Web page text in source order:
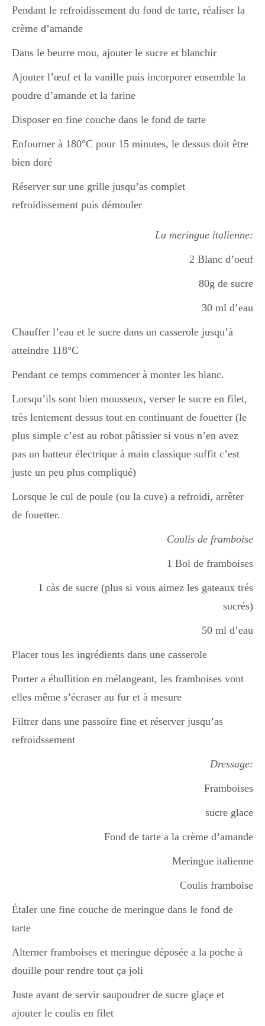
Pendant le refroidissement du fond de tarte, réaliser la
crème d’amande
Dans le beurre mou, ajouter le sucre et blanchir
Ajouter l’œuf et la vanille puis incorporer ensemble la
poudre d’amande et la farine
Disposer en fine couche dans le fond de tarte
Enfourner à 180°C pour 15 minutes, le dessus doit être
bien doré
Réserver sur une grille jusqu’as complet
refroidissement puis démouler
La meringue italienne:
2 Blanc d’oeuf
80g de sucre
30 ml d’eau
Chauffer l’eau et le sucre dans un casserole jusqu’à
atteindre 118°C
Pendant ce temps commencer à monter les blanc.
Lorsqu’ils sont bien mousseux, verser le sucre en filet,
très lentement dessus tout en continuant de fouetter (le
plus simple c’est au robot pâtissier si vous n’en avez
pas un batteur électrique à main classique suffit c’est
juste un peu plus compliqué)
Lorsque le cul de poule (ou la cuve) a refroidi, arrêter
de fouetter.
Coulis de framboise
1 Bol de framboises
1 càs de sucre (plus si vous aimez les gateaux trés
sucrés)
50 ml d’eau
Placer tous les ingrédients dans une casserole
Porter a ébullition en mélangeant, les framboises vont
elles même s’écraser au fur et à mesure
Filtrer dans une passoire fine et réserver jusqu’as
refroidssement
Dressage:
Framboises
sucre glace
Fond de tarte a la crème d’amande
Meringue italienne
Coulis framboise
Étaler une fine couche de meringue dans le fond de
tarte
Alterner framboises et meringue déposée a la poche à
douille pour rendre tout ça joli
Juste avant de servir saupoudrer de sucre glaçe et
ajouter le coulis en filet